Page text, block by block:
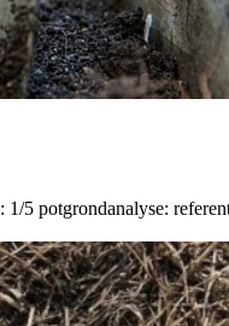
5 potgrondanalyse: